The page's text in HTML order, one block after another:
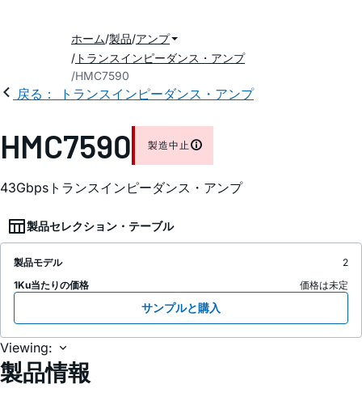
ホーム 製品 アンプ
トランスインピーダンス・アンプ
HMC7590
戻る： トランスインピーダンス・アンプ
HMC7590 製造中止
43Gbpsトランスインピーダンス・アンプ
製品セレクション・テーブル
製品モデル
2
1Ku当たりの価格
価格は未定
サンプルと購入
Viewing:
製品情報